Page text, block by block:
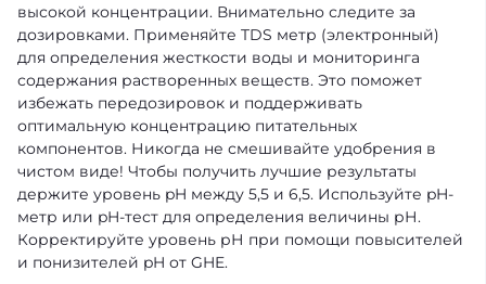
высокой концентрации. Внимательно следите за
дозировками. Применяйте TDS метр (электронный)
для определения жесткости воды и мониторинга
содержания растворенных веществ. Это поможет
избежать передозировок и поддерживать
оптимальную концентрацию питательных
компонентов. Никогда не смешивайте удобрения в
чистом виде! Чтобы получить лучшие результаты
держите уровень pH между 5,5 и 6,5. Используйте pH-
метр или pH-тест для определения величины рН.
Корректируйте уровень рН при помощи повысителей
и понизителей pH от GHE.